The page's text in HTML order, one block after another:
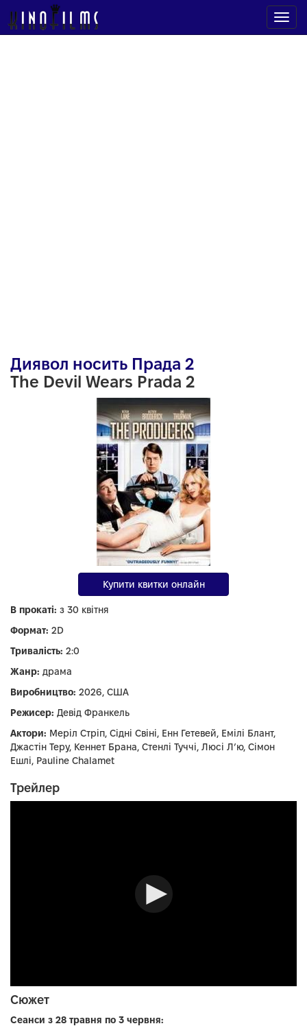
Диявол носить Прада 2
The Devil Wears Prada 2
Купити квитки онлайн
В прокаті: з 30 квітня
Формат: 2D
Тривалість: 2:0
Жанр: драма
Виробництво: 2026, США
Режисер: Девід Франкель
Актори: Меріл Стріп, Сідні Свіні, Енн Гетевей, Емілі Блант,
Джастін Теру, Кеннет Брана, Стенлі Туччі, Люсі Л’ю, Сімон
Ешлі, Pauline Chalamet
Трейлер
Сюжет
Сеанси з 28 травня по 3 червня: